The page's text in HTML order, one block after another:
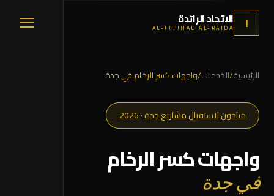
ا الاتحاد الرائدة
AL-ITTIHAD AL-RAIDA
الرئيسية/الخدمات/واجهات كسر الرخام في جدة
متاحون لاستقبال مشاريع جدة · 2026
واجهات كسر الرخام
في جدة